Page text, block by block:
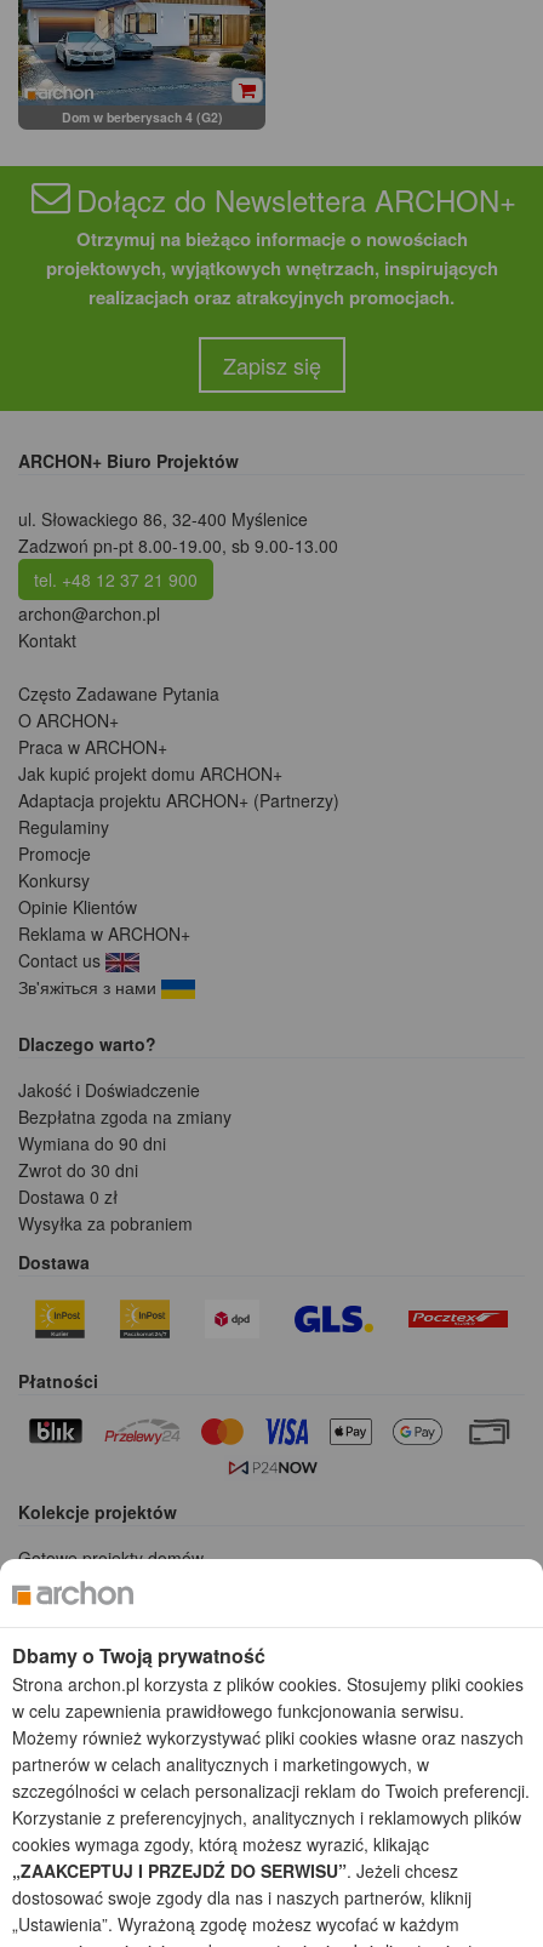
Dom w berberysach 4 (G2)
Dołącz do Newslettera ARCHON+
Otrzymuj na bieżąco informacje o nowościach
projektowych, wyjątkowych wnętrzach, inspirujących
realizacjach oraz atrakcyjnych promocjach.
Zapisz się
ARCHON+ Biuro Projektów
ul. Słowackiego 86, 32-400 Myślenice
Zadzwoń pn-pt 8.00-19.00, sb 9.00-13.00
tel. +48 12 37 21 900
archon@archon.pl
Kontakt
Często Zadawane Pytania
O ARCHON+
Praca w ARCHON+
Jak kupić projekt domu ARCHON+
Adaptacja projektu ARCHON+ (Partnerzy)
Regulaminy
Promocje
Konkursy
Opinie Klientów
Reklama w ARCHON+
Contact us
Зв'яжіться з нами
Dlaczego warto?
Jakość i Doświadczenie
Bezpłatna zgoda na zmiany
Wymiana do 90 dni
Zwrot do 30 dni
Dostawa 0 zł
Wysyłka za pobraniem
Dostawa
Płatności
Kolekcje projektów
Gotowe projekty domów
Projekty domów tanich w budowie
Projekty domów szeregowych
Projekty domów wielorodzinnych
Projekty domów bliźniaczych
Projekty domów nowoczesnych
Projekty domów parterowych
2026 © ARCHON+ Biuro Projektów - Tradycyjne i nowoczesne gotowe
projekty domów - autorska pracownia architektoniczna założona w 1990r.
przez arch. Barbarę Mendel
Z uwagi na ciągłe doskonalenie procesu powstawania projektów (zgodnie z
normą ISO 9001), prezentowane na stronie projekty domów mogą
nieznacznie różnić się od dokumentacji technicznej.
Dbamy o Twoją prywatność
Strona archon.pl korzysta z plików cookies. Stosujemy pliki cookies
w celu zapewnienia prawidłowego funkcjonowania serwisu.
Możemy również wykorzystywać pliki cookies własne oraz naszych
partnerów w celach analitycznych i marketingowych, w
szczególności w celach personalizacji reklam do Twoich preferencji.
Korzystanie z preferencyjnych, analitycznych i reklamowych plików
cookies wymaga zgody, którą możesz wyrazić, klikając
„ZAAKCEPTUJ I PRZEJDŹ DO SERWISU”. Jeżeli chcesz
dostosować swoje zgody dla nas i naszych partnerów, kliknij
„Ustawienia”. Wyrażoną zgodę możesz wycofać w każdym